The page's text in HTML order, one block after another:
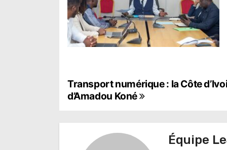
N
a
v
Transport numérique : la Côte
d’Amadou Koné
Équipe